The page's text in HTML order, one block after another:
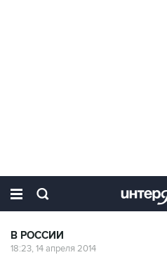
В РОССИИ
18:23, 14 апреля 2014